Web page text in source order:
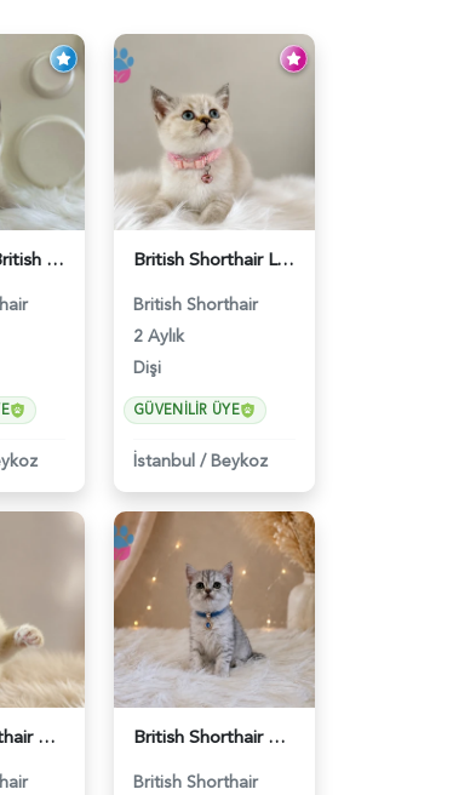
Blue point British Shorthair Kedim 2 Aylık - 4132 British Shorthair Lynx Point Dişi Yavrumuz Yuva Arıyor - 5148
British Shorthair
2 Aylık
Dişi
GÜVENILIR ÜYE
İstanbul /Beykoz
British Shorthair Beyaz Pamuksu Yavrumuz - 6419 British Shorthair Silver Tabby Yavrumuz - 4639
British Shorthair